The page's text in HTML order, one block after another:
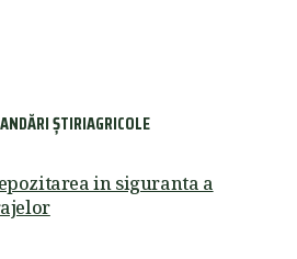
ȘTIRIAGRICOLE
in siguranta a